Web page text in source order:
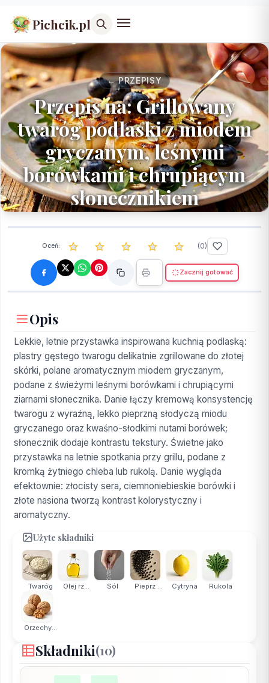
Pichcik.pl
← PRZEPISY
Przepis na: Grillowany
twaróg podlaski z miodem
gryczanym, leśnymi
borówkami i chrupiącym
słonecznikiem
Oceń: (0)
Zacznij gotować
Opis
Lekkie, letnie przystawka inspirowana kuchnią podlaską:
plastry gęstego twarogu delikatnie zgrillowane do złotej
skórki, polane aromatycznym miodem gryczanym,
podane z świeżymi leśnymi borówkami i chrupiącymi
ziarnami słonecznika. Danie łączy kremową konsystencję
twarogu z wyraźną, lekko pieprzną słodyczą miodu
gryczanego oraz kwaśno-słodkimi nutami borówek;
słonecznik dodaje kontrastu tekstury. Świetne jako
przystawka na letnie spotkania przy grillu, podane z
kromką żytniego chleba lub rukolą. Danie wygląda
efektownie: złocisty sera, ciemnoniebieskie borówki i
złote nasiona tworzą kontrast kolorystyczny i
aromatyczny.
Użyte składniki
Twaróg Olej rz... Sól Pieprz ... Cytryna Rukola
Orzechy...
Składniki(10)